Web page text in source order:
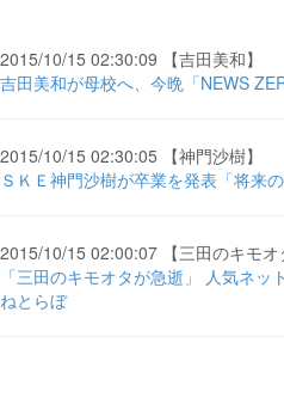
2015/10/15 02:30:09 【吉田美和】
吉田美和が母校へ、今晩「NEWS
2015/10/15 02:30:05 【神門沙樹】
ＳＫＥ神門沙樹が卒業を発表「将来
2015/10/15 02:00:07 【三田のキモオ
「三田のキモオタが急逝」 人気ネ
ねとらぼ